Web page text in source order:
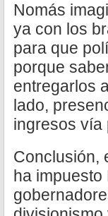
Nomás
ya con los
para que
porque
entregarlos
lado,
ingresos vía
Conclusión,
ha